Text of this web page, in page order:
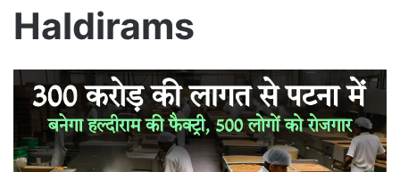
Haldirams